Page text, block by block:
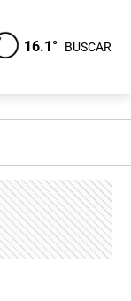
16.1° BUSCAR